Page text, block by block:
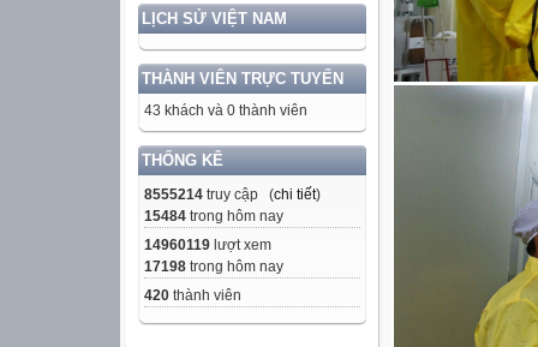
LỊCH SỬ VIỆT NAM
THÀNH VIÊN TRỰC TUYẾN
43 khách và 0 thành viên
THỐNG KÊ
8555214 truy cập (chi tiết)
15484 trong hôm nay
14960119 lượt xem
17198 trong hôm nay
420 thành viên